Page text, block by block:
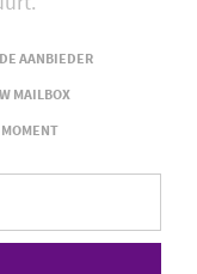
AANBIEDER
MAILBOX